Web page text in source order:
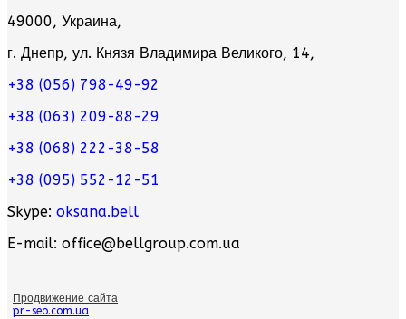
49000, Украина,
г. Днепр, ул. Князя Владимира Великого, 14,
+38 (056) 798-49-92
+38 (063) 209-88-29
+38 (068) 222-38-58
+38 (095) 552-12-51
Skype: oksana.bell
E-mail: office@bellgroup.com.ua
Продвижение сайта
pr-seo.com.ua